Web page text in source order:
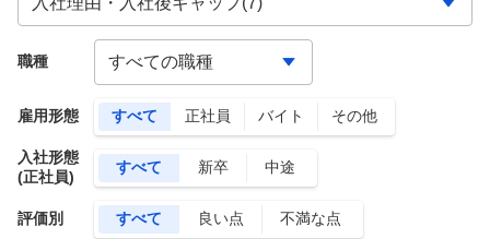
雇用形態 すべて 正社員 バイト その他
入社形態
(正社員)
すべて 新卒 中途
評価別 すべて 良い点 不満な点
職種